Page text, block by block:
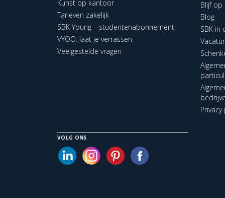
Kunst op kantoor
Tarieven zakelijk
SBK Young – studentenabonnement
VYOO: laat je verrassen
Veelgestelde vragen
Blijf op
Blog
SBK in
VOLG ONS